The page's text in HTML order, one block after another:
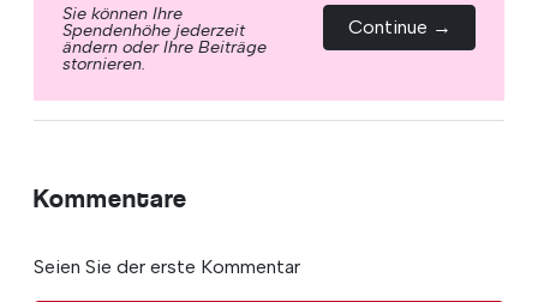
Sie können Ihre
Spendenhöhe jederzeit
ändern oder Ihre Beiträge
stornieren.
Continue →
Kommentare
Seien Sie der erste Kommentar